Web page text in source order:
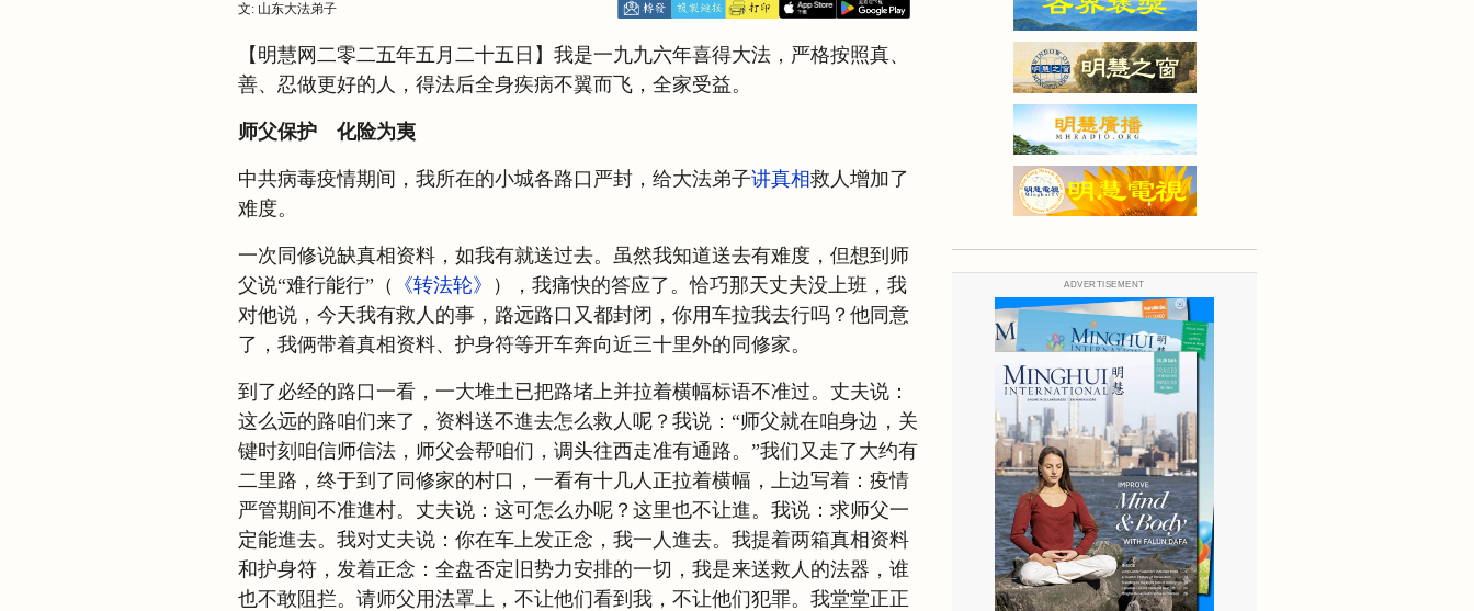
文: 山东大法弟子
【明慧网二零二五年五月二十五日】我是一九九六年喜得大法，严格按照真、
善、忍做更好的人，得法后全身疾病不翼而飞，全家受益。
师父保护 化险为夷
中共病毒疫情期间，我所在的小城各路口严封，给大法弟子讲真相救人增加了
难度。
一次同修说缺真相资料，如我有就送过去。虽然我知道送去有难度，但想到师
父说“难行能行”（
《转法轮》
），我痛快的答应了。恰巧那天丈夫没上班，我
对他说，今天我有救人的事，路远路口又都封闭，你用车拉我去行吗？他同意
了，我俩带着真相资料、护身符等开车奔向近三十里外的同修家。
到了必经的路口一看，一大堆土已把路堵上并拉着横幅标语不准过。丈夫说：
这么远的路咱们来了，资料送不進去怎么救人呢？我说：“师父就在咱身边，关
键时刻咱信师信法，师父会帮咱们，调头往西走准有通路。”我们又走了大约有
二里路，终于到了同修家的村口，一看有十几人正拉着横幅，上边写着：疫情
严管期间不准進村。丈夫说：这可怎么办呢？这里也不让進。我说：求师父一
定能進去。我对丈夫说：你在车上发正念，我一人進去。我提着两箱真相资料
和护身符，发着正念：全盘否定旧势力安排的一切，我是来送救人的法器，谁
也不敢阻拦。请师父用法罩上，不让他们看到我，不让他们犯罪。我堂堂正正
ADVERTISEMENT